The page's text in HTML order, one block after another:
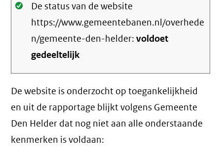
Oké.
De status van de website
https://www.gemeentebanen.nl/overhede
n/gemeente-den-helder:voldoet
gedeeltelijk
De website is onderzocht op toegankelijkheid
en uit de rapportage blijkt volgens Gemeente
Den Helder dat nog niet aan alle onderstaande
kenmerken is voldaan: